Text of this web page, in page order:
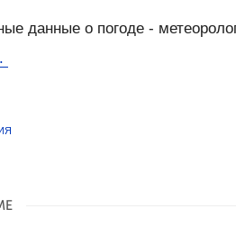
данные о погоде -